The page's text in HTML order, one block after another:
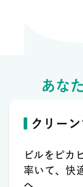
あな
クリーン
ビルをピカ
率いて、快